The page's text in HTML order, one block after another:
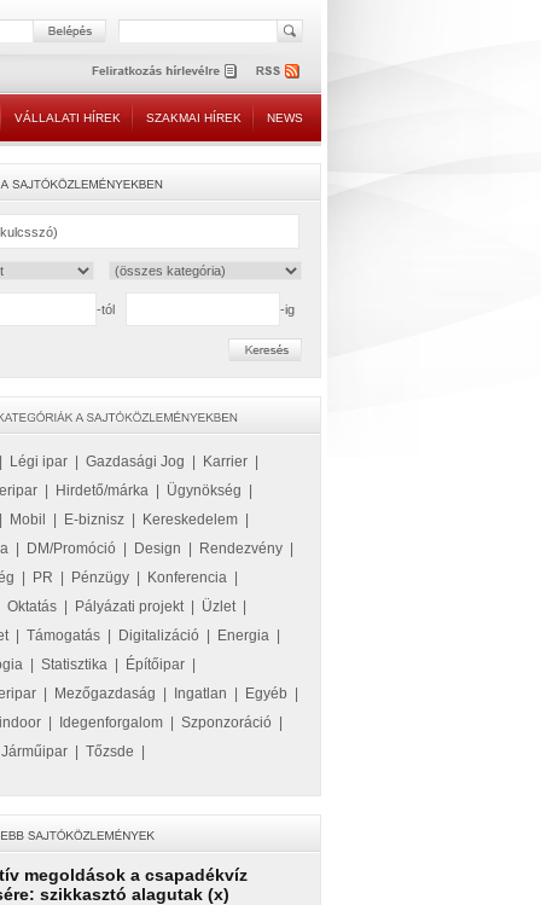
VÁLLALATI HÍREK SZAKMAI HÍREK NEWS
-tól -ig
Légi ipar Gazdasági Jog Karrier
Hirdető/márka Ügynökség
Mobil E-biznisz Kereskedelem
DM/Promóció Design Rendezvény
PR Pénzügy Konferencia
Oktatás Pályázati projekt| Üzlet|
| Támogatás Digitalizáció Energia
Statisztika Építőipar
Mezőgazdaság Ingatlan Egyéb
Idegenforgalom Szponzoráció
Járműipar Tőzsde
megoldások a csapadékvíz
szikkasztó alagutak (x)